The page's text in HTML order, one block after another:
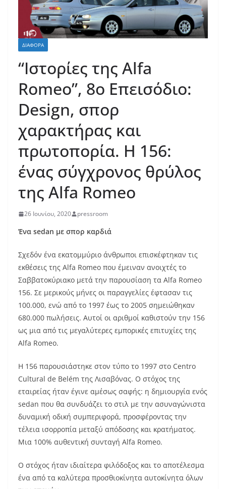
ΔΙΆΦΟΡΑ
“Ιστορίες της Alfa
Romeo”, 8ο Επεισόδιο:
Design, σπορ
χαρακτήρας και
πρωτοπορία. Η 156:
ένας σύγχρονος θρύλος
της Alfa Romeo
26 Ιουνίου, 2020 pressroom
Ένα sedan με σπορ καρδιά
Σχεδόν ένα εκατομμύριο άνθρωποι επισκέφτηκαν τις
εκθέσεις της Alfa Romeo που έμειναν ανοιχτές το
Σαββατοκύριακο μετά την παρουσίαση τα Alfa Romeo
156. Σε μερικούς μήνες οι παραγγελίες έφτασαν τις
100.000, ενώ από το 1997 έως το 2005 σημειώθηκαν
680.000 πωλήσεις. Αυτοί οι αριθμοί καθιστούν την 156
ως μια από τις μεγαλύτερες εμπορικές επιτυχίες της
Alfa Romeo.
Η 156 παρουσιάστηκε στον τύπο το 1997 στο Centro
Cultural de Belém της Λισαβόνας. Ο στόχος της
εταιρείας ήταν έγινε αμέσως σαφής: η δημιουργία ενός
sedan που θα συνδυάζει το στιλ με την ασυναγώνιστα
δυναμική οδική συμπεριφορά, προσφέροντας την
τέλεια ισορροπία μεταξύ απόδοσης και κρατήματος.
Μια 100% αυθεντική συνταγή Alfa Romeo.
Ο στόχος ήταν ιδιαίτερα φιλόδοξος και το αποτέλεσμα
ένα από τα καλύτερα προσθιοκίνητα αυτοκίνητα όλων